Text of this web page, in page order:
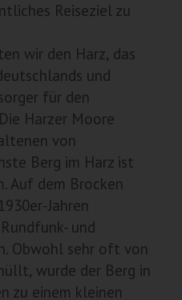
Reiseziel zu
wir den Harz, das
und
für den
Harzer Moore
von
Berg im Harz ist
Auf dem Brocken
Jahren
und
Obwohl sehr oft von
wurde der Berg in
zu einem kleinen